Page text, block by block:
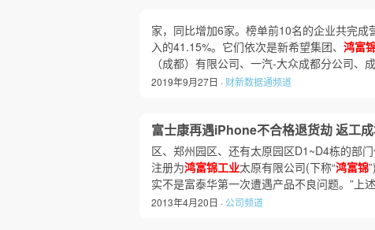
家，同比增加6家。榜单前10名的企业共完
入的41.15%。它们依次是新希望集团、 鸿富
（成都）有限公司、一汽-大众成都分公司
2019年9月27日 · 财新数据通频道
富士康再遇iPhone不合格退货劫 返工
区、郑州园区、还有太原园区D1~D4栋的部
注册为鸿富锦工业太原有限公司(下称“鸿富锦
实不是富泰华第一次遭遇产品不良问题。”
2013年4月20日 · 公司频道